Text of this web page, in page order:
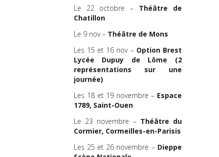
Le 22 octobre – Théâtre de
Chatillon
Le 9 nov – Théâtre de Mons
Les 15 et 16 nov – Option Brest
Lycée Dupuy de Lôme (2
représentations sur une
journée)
Les 18 et 19 novembre – Espace
1789, Saint-Ouen
Le 23 novembre – Théâtre du
Cormier, Cormeilles-en-Parisis
Les 25 et 26 novembre – Dieppe